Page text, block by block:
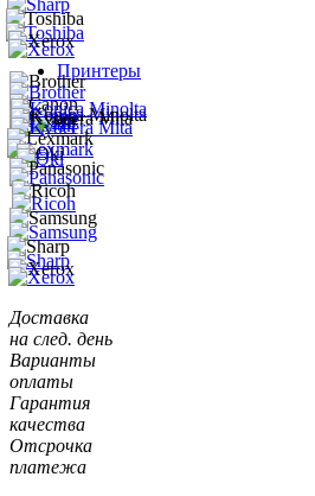
Принтеры
Доставка
на след. день
Варианты
оплаты
Гарантия
качества
Отсрочка
платежа